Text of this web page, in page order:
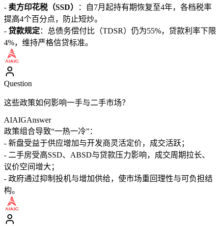
- 卖方印花税（SSD）
：自7月起持有期恢复至4年，各档税率
提高4个百分点，防止短炒。
- 贷款规定：总债务偿付比（TDSR）仍为55%，贷款利率下限
4%，维持严格信贷标准。
Question
这些政策如何影响一手与二手市场？
AIAIGAnswer
政策组合导致“一热一冷”：
- 新盘受益于供应增加与开发商灵活定价，成交活跃；
- 二手房受高SSD、ABSD与贷款压力影响，成交周期拉长、
议价空间增大；
- 政府通过抑制投机与增加供给，使市场重回理性与可负担结
构。